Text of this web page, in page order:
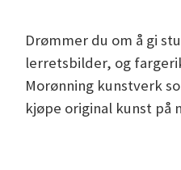
Drømmer du om å gi
lerretsbilder, og
Morønning kunstverk
kjøpe original kunst på